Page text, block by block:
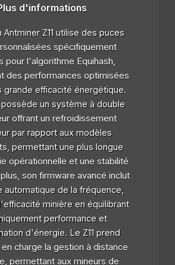
d'informations
Antminer Z11 utilise des puces
spécifiquement
pour l'algorithme Equihash,
des performances optimisées
grande efficacité énergétique.
possède un système à double
offrant un refroidissement
par rapport aux modèles
permettant une plus longue
opérationnelle et une stabilité
son firmware avancé inclut
automatique de la fréquence,
minière en équilibrant
performance et
d'énergie. Le Z11 prend
charge la gestion à distance
permettant aux mineurs de